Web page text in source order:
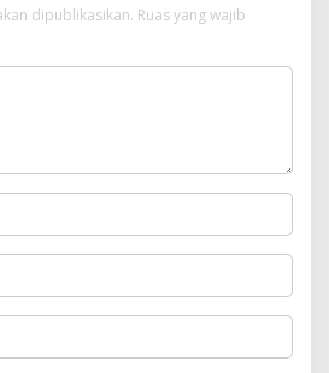
dipublikasikan. Ruas yang wajib